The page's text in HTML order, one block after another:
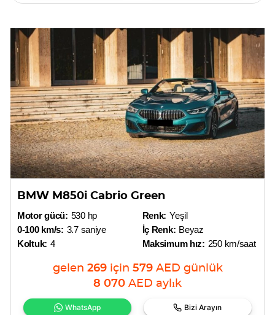
BMW M850i Cabrio Green
Motor gücü: 530 hp
0-100 km/s: 3.7 saniye
Koltuk: 4
Renk: Yeşil
İç Renk: Beyaz
Maksimum hız: 250 km/saat
gelen 269 için 579 AED günlük
8 070 AED aylık
WhatsApp Bizi Arayın